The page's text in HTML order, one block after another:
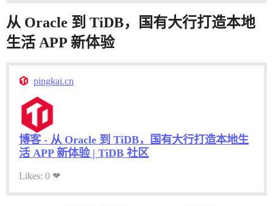
从 Oracle 到 TiDB，国有大行打造本地
生活 APP 新体验
pingkai.cn
博客 - 从 Oracle 到 TiDB，国有大行打造本地生
活 APP 新体验 | TiDB 社区
Likes: 0 ❤